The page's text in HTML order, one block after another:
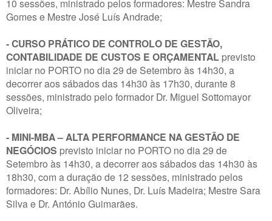
10 sessões, ministrado pelos formadores: Mestre Sandra
Gomes e Mestre José Luís Andrade;
- CURSO PRÁTICO DE CONTROLO DE GESTÃO,
CONTABILIDADE DE CUSTOS E ORÇAMENTAL previsto
iniciar no PORTO no dia 29 de Setembro às 14h30, a
decorrer aos sábados das 14h30 às 17h30, durante 8
sessões, ministrado pelo formador Dr. Miguel Sottomayor
Oliveira;
- MINI-MBA – ALTA PERFORMANCE NA GESTÃO DE
NEGÓCIOS previsto iniciar no PORTO no dia 29 de
Setembro às 14h30, a decorrer aos sábados das 14h30 às
18h30, com a duração de 12 sessões, ministrado pelos
formadores: Dr. Abílio Nunes, Dr. Luís Madeira; Mestre Sara
Silva e Dr. António Guimarães.